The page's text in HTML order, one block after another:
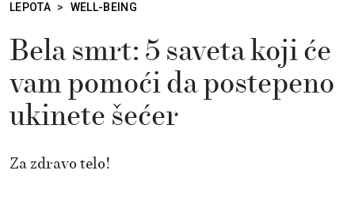
LEPOTA > WELL-BEING
Bela smrt: 5 saveta koji će
vam pomoći da postepeno
ukinete šećer
Za zdravo telo!